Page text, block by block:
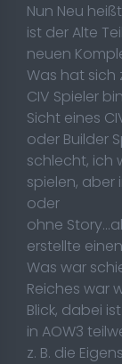
Nun Neu
ist der Alte
neuen
Was hat sich
CIV Spieler
Sicht eines
oder Builder
schlecht, ich
spielen, aber
oder
ohne
erstellte
Was war
Reiches war
Blick, dabei
in AOW3
z. B. die